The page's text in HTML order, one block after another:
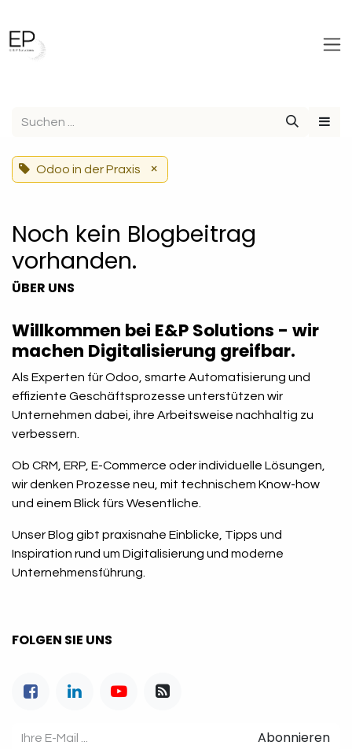
Odoo in der Praxis ×
Noch kein Blogbeitrag
vorhanden.
ÜBER UNS
Willkommen bei E&P Solutions - wir
machen Digitalisierung greifbar.
Als Experten für Odoo, smarte Automatisierung und
effiziente Geschäftsprozesse unterstützen wir
Unternehmen dabei, ihre Arbeitsweise nachhaltig zu
verbessern.
Ob CRM, ERP, E-Commerce oder individuelle Lösungen,
wir denken Prozesse neu, mit technischem Know-how
und einem Blick fürs Wesentliche.
Unser Blog gibt praxisnahe Einblicke, Tipps und
Inspiration rund um Digitalisierung und moderne
Unternehmensführung.
FOLGEN SIE UNS
Abonnieren